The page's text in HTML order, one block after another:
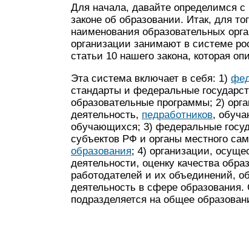
Для начала, давайте определимся
законе об образовании. Итак, для
наименования образовательных
организации занимают в системе
статьи 10 нашего закона, которая
Эта система включает в себя: 1)
стандарты и федеральные
образовательные программы; 2)
деятельность, педработников,
обучающихся; 3) федеральные
субъектов РФ и органы местного
образования; 4) организации,
деятельности, оценку качества
работодателей и их объединений,
деятельность в сфере
подразделяется на общее